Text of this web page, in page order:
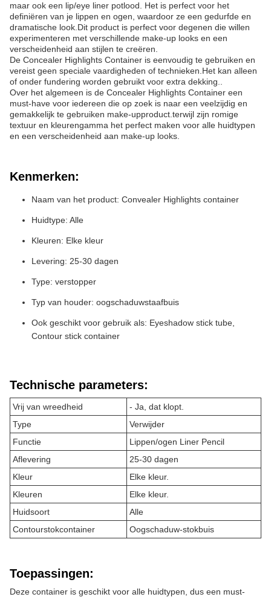
maar ook een lip/eye liner potlood. Het is perfect voor het
definiëren van je lippen en ogen, waardoor ze een gedurfde en
dramatische look.Dit product is perfect voor degenen die willen
experimenteren met verschillende make-up looks en een
verscheidenheid aan stijlen te creëren.
De Concealer Highlights Container is eenvoudig te gebruiken en
vereist geen speciale vaardigheden of technieken.Het kan alleen
of onder fundering worden gebruikt voor extra dekking..
Over het algemeen is de Concealer Highlights Container een
must-have voor iedereen die op zoek is naar een veelzijdig en
gemakkelijk te gebruiken make-upproduct.terwijl zijn romige
textuur en kleurengamma het perfect maken voor alle huidtypen
en een verscheidenheid aan make-up looks.
Kenmerken:
Naam van het product: Convealer Highlights container
Huidtype: Alle
Kleuren: Elke kleur
Levering: 25-30 dagen
Type: verstopper
Typ van houder: oogschaduwstaafbuis
Ook geschikt voor gebruik als: Eyeshadow stick tube,
Contour stick container
Technische parameters:
Vrij van wreedheid
- Ja, dat klopt.
Type
Verwijder
Functie
Lippen/ogen Liner Pencil
Aflevering
25-30 dagen
Kleur
Elke kleur.
Kleuren
Elke kleur.
Huidsoort
Alle
Contourstokcontainer
Oogschaduw-stokbuis
Toepassingen:
Deze container is geschikt voor alle huidtypen, dus een must-